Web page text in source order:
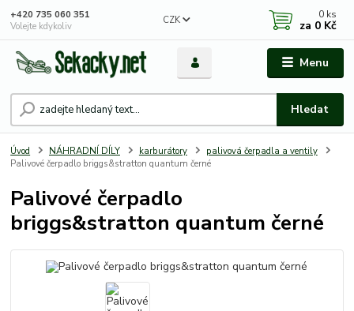
Menu
CZK
Hledat
+420 735 060 351
Volejte kdykoliv
0 ks
za 0 Kč
Úvod NÁHRADNÍ DÍLY karburátory
palivová čerpadla a ventily
Palivové čerpadlo briggs&stratton quantum černé
Palivové čerpadlo
briggs&stratton quantum černé